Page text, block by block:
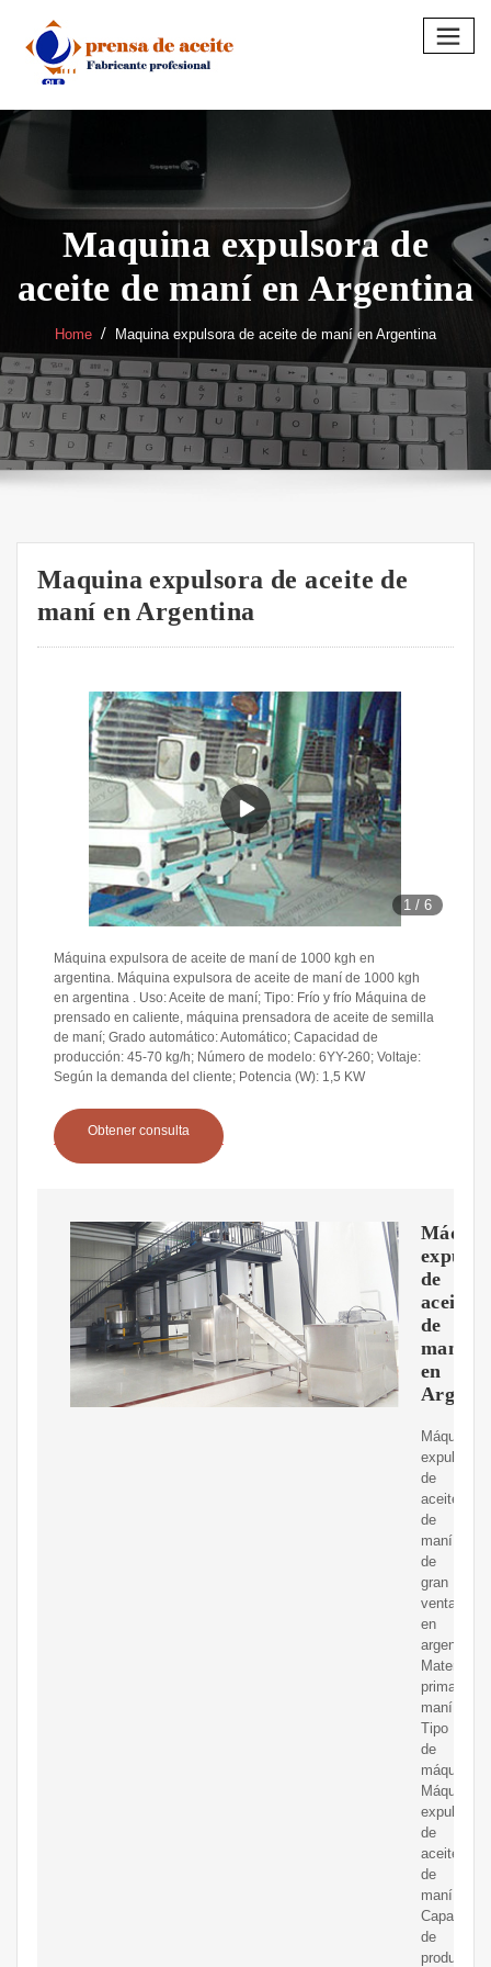
content
Maquina expulsora de
aceite de maní en Argentina
Home Maquina expulsora de aceite de maní en Argentina
Maquina expulsora de aceite de
maní en Argentina
1 /6
Máquina expulsora de aceite de maní de 1000 kgh en
argentina. Máquina expulsora de aceite de maní de 1000 kgh
en argentina . Uso: Aceite de maní; Tipo: Frío y frío Máquina de
prensado en caliente, máquina prensadora de aceite de semilla
de maní; Grado automático: Automático; Capacidad de
producción: 45-70 kg/h; Número de modelo: 6YY-260; Voltaje:
Según la demanda del cliente; Potencia (W): 1,5 KW
Obtener consulta
de
aceite
de
maní
en
Máquina
expulsora
de
aceite
de
maní
de
gran
venta
en
argentina.
Materia
prima:
maní;
Tipo
de
máquina:
Máquina
expulsora
de
aceite
de
maní;
Capacidad
de